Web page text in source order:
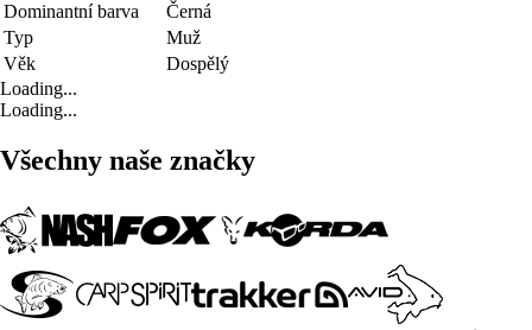
Dominantní barva
Černá
Typ
Muž
Věk
Dospělý
Loading...
Loading...
Všechny naše značky